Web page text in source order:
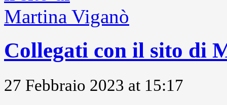
Collegati con il sito di
27 Febbraio 2023 at 15:17